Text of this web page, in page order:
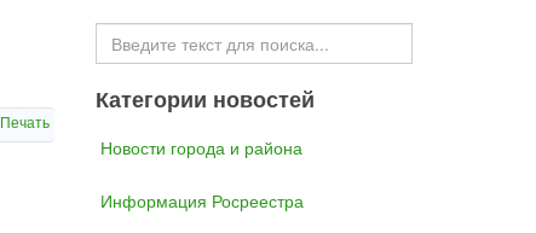
Печать
Искать...
Категории новостей
Новости города и района
Информация Росреестра